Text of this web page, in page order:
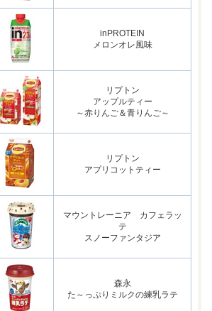
inPROTEIN
メロンオレ風味
リプトン
アップルティー
～赤りんご＆青りんご～
リプトン
アプリコットティー
マウントレーニア カフェラッ
テ
スノーファンタジア
森永
た～っぷりミルクの練乳ラテ